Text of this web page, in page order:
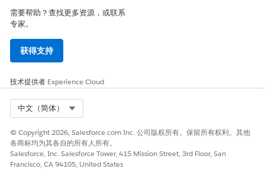
需要帮助？查找更多资源，或联系
专家。
获得支持
技术提供者 Experience Cloud
中文（简体）
© Copyright 2026, Salesforce.com Inc. 公司版权所有。保留所有权利。其他
各商标均为其各自的所有人所有。
Salesforce, Inc. Salesforce Tower, 415 Mission Street, 3rd Floor, San
Francisco, CA 94105, United States